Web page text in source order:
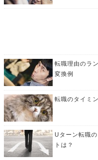
転職理由のラ
変換例
転職のタイミ
Uターン転職
トは？